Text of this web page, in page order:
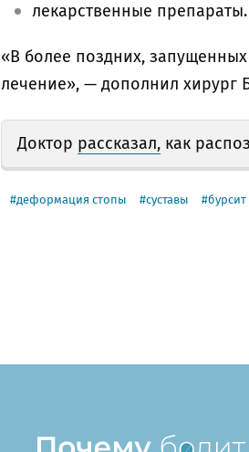
лекарственные препараты.
«В более поздних,
лечение», — дополнил хирург
Доктор рассказал, как
деформация стопы суставы бурсит